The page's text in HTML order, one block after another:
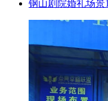
钢山剧院婚礼场景1